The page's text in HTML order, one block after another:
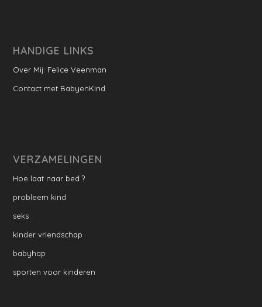
HANDIGE LINKS
Over Mij: Felice Veenman
Contact met BabyenKind
VERZAMELINGEN
Hoe laat naar bed ?
probleem kind
seks
kinder vriendschap
babyhap
sporten voor kinderen